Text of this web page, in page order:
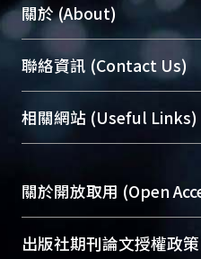
關於 (About)
臺大位居世界頂尖大學
展現本校豐碩的研究成
機構典藏（NTUR）與學
台，成為臺大學術典藏
究能量、促進交流合作
成果。
To permanently archive
profiles and scholarly
聯絡資訊 (Contact Us)
總館學科館員(Main
醫學圖書館學科館員
Sciences Library)
相關網站 (Useful Links)
關於開放取用 (Open
開放取用是從使用者角
出版社期刊論文授權政